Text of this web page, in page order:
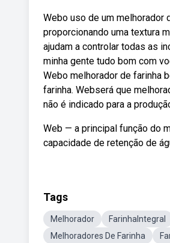
Webo uso de um melhorador
proporcionando uma textura
ajudam a controlar todas as
minha gente tudo bom com
Webo melhorador de farinha
farinha. Webserá que
não é indicado para a
Web — a principal função do
capacidade de retenção de
Tags
Melhorador FarinhaIntegral
Melhoradores De Farinha